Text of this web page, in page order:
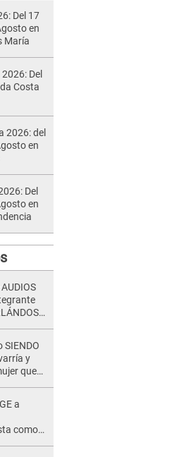
Del 17
en
María
Del
Costa
2026: del
en
Del
en
y
que
a
como